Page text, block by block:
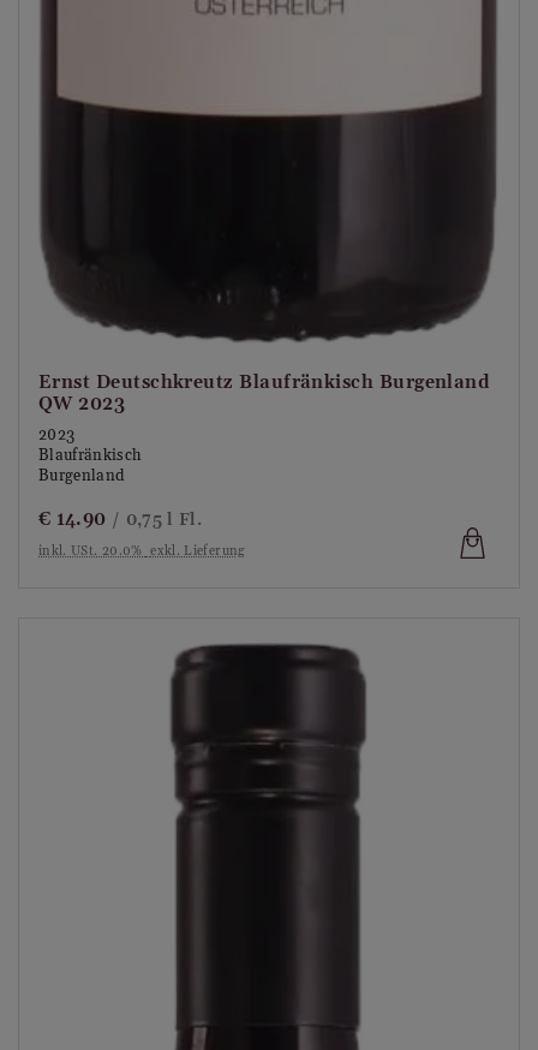
Ernst Deutschkreutz Blaufränkisch Burgenland
QW 2023
2023
Blaufränkisch
Burgenland
€ 14.90 / 0,75 l Fl.
inkl. USt. 20.0% exkl. Lieferung